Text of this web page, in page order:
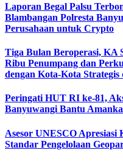
Laporan Begal Palsu
Blambangan Polresta
Perusahaan untuk Crypto
Tiga Bulan Beroperasi, KA
Ribu Penumpang dan
dengan Kota-Kota Strategis
Peringati HUT RI ke-81,
Banyuwangi Bantu
Asesor UNESCO Apresiasi
Standar Pengelolaan